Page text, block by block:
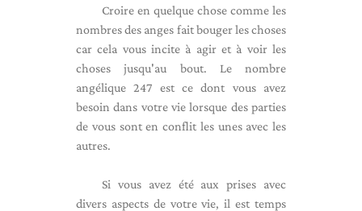
Croire en quelque chose comme les
nombres des anges fait bouger les choses
car cela vous incite à agir et à voir les
choses jusqu'au bout. Le nombre
angélique 247 est ce dont vous avez
besoin dans votre vie lorsque des parties
de vous sont en conflit les unes avec les
autres.
Si vous avez été aux prises avec
divers aspects de votre vie, il est temps